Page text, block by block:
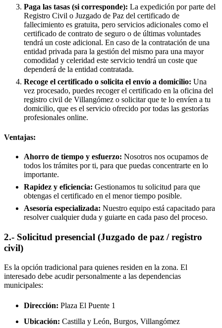
Paga las tasas (si corresponde): La expedición por parte del
Registro Civil o Juzgado de Paz del certificado de
fallecimiento es gratuita, pero servicios adicionales como el
certificado de contrato de seguro o de últimas voluntades
tendrá un coste adicional. En caso de la contratación de una
entidad privada para la gestión del mismo para una mayor
comodidad y celeridad este servicio tendrá un coste que
dependerá de la entidad contratada.
Recoge el certificado o solicita el envío a domicilio: Una
vez procesado, puedes recoger el certificado en la oficina del
registro civil de Villangómez o solicitar que te lo envíen a tu
domicilio, que es el servicio ofrecido por todas las gestorías
profesionales online.
Ventajas:
Ahorro de tiempo y esfuerzo: Nosotros nos ocupamos de
todos los trámites por ti, para que puedas concentrarte en lo
importante.
Rapidez y eficiencia: Gestionamos tu solicitud para que
obtengas el certificado en el menor tiempo posible.
Asesoría especializada: Nuestro equipo está capacitado para
resolver cualquier duda y guiarte en cada paso del proceso.
2.- Solicitud presencial (Juzgado de paz / registro
civil)
Es la opción tradicional para quienes residen en la zona. El
interesado debe acudir personalmente a las dependencias
municipales:
Dirección: Plaza El Puente 1
Ubicación: Castilla y León, Burgos, Villangómez